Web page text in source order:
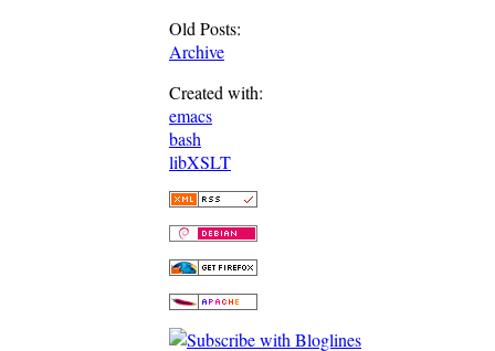
Old Posts:
Archive
Created with:
emacs
bash
libXSLT